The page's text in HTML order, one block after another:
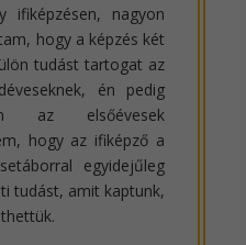
ifiképzésen, nagyon
hogy a képzés két
tudást tartogat az
én pedig
az elsőévesek
hogy az ifiképző a
egyidejűleg
tudást, amit kaptunk,